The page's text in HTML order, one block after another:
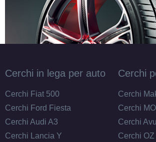
Cerchi in lega per auto
Cerchi Fiat 500
Cerchi Ford Fiesta
Cerchi Audi A3
Cerchi Lancia Y
Cerchi
Cerchi
Cerchi
Cerchi
Cerchi OZ